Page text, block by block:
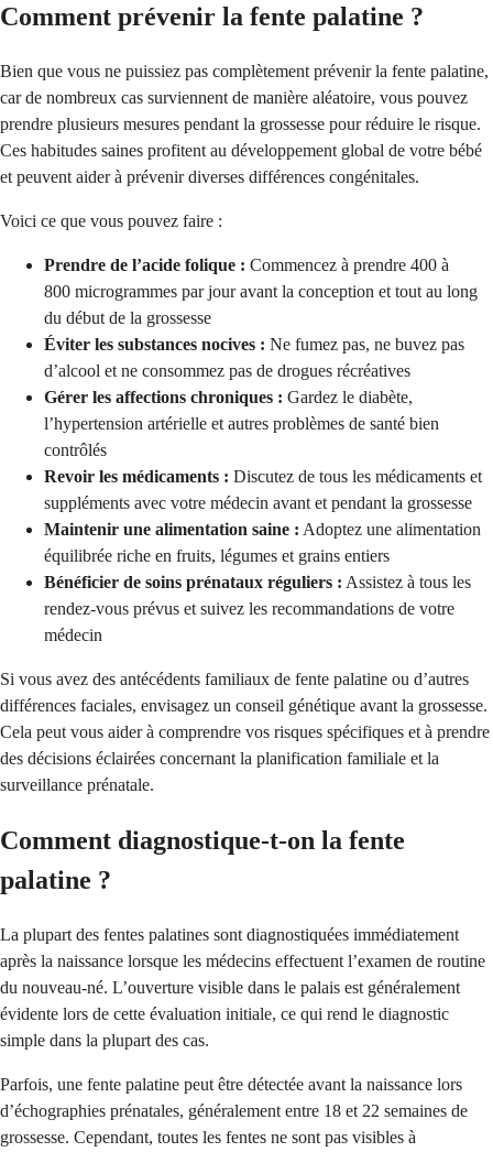
Comment prévenir la fente palatine ?
Bien que vous ne puissiez pas complètement prévenir la fente palatine,
car de nombreux cas surviennent de manière aléatoire, vous pouvez
prendre plusieurs mesures pendant la grossesse pour réduire le risque.
Ces habitudes saines profitent au développement global de votre bébé
et peuvent aider à prévenir diverses différences congénitales.
Voici ce que vous pouvez faire :
Prendre de l’acide folique : Commencez à prendre 400 à
800 microgrammes par jour avant la conception et tout au long
du début de la grossesse
Éviter les substances nocives : Ne fumez pas, ne buvez pas
d’alcool et ne consommez pas de drogues récréatives
Gérer les affections chroniques : Gardez le diabète,
l’hypertension artérielle et autres problèmes de santé bien
contrôlés
Revoir les médicaments : Discutez de tous les médicaments et
suppléments avec votre médecin avant et pendant la grossesse
Maintenir une alimentation saine : Adoptez une alimentation
équilibrée riche en fruits, légumes et grains entiers
Bénéficier de soins prénataux réguliers : Assistez à tous les
rendez-vous prévus et suivez les recommandations de votre
médecin
Si vous avez des antécédents familiaux de fente palatine ou d’autres
différences faciales, envisagez un conseil génétique avant la grossesse.
Cela peut vous aider à comprendre vos risques spécifiques et à prendre
des décisions éclairées concernant la planification familiale et la
surveillance prénatale.
Comment diagnostique-t-on la fente
palatine ?
La plupart des fentes palatines sont diagnostiquées immédiatement
après la naissance lorsque les médecins effectuent l’examen de routine
du nouveau-né. L’ouverture visible dans le palais est généralement
évidente lors de cette évaluation initiale, ce qui rend le diagnostic
simple dans la plupart des cas.
Parfois, une fente palatine peut être détectée avant la naissance lors
d’échographies prénatales, généralement entre 18 et 22 semaines de
grossesse. Cependant, toutes les fentes ne sont pas visibles à